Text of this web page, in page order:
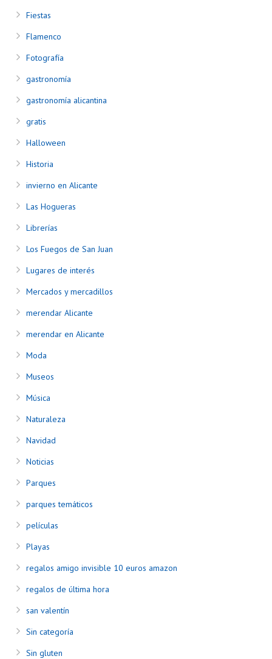
Fiestas
Flamenco
Fotografía
gastronomía
gastronomía alicantina
gratis
Halloween
Historia
invierno en Alicante
Las Hogueras
Librerías
Los Fuegos de San Juan
Lugares de interés
Mercados y mercadillos
merendar Alicante
merendar en Alicante
Moda
Museos
Música
Naturaleza
Navidad
Noticias
Parques
parques temáticos
películas
Playas
regalos amigo invisible 10 euros amazon
regalos de última hora
san valentín
Sin categoría
Sin gluten